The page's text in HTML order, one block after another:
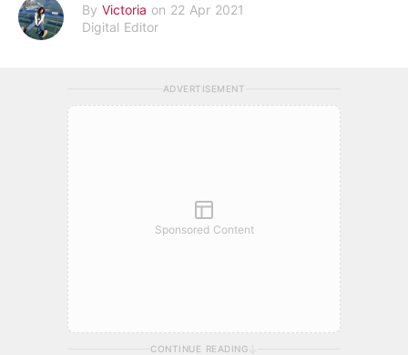
By Victoria on 22 Apr 2021
Digital Editor
ADVERTISEMENT
Sponsored Content
CONTINUE READING